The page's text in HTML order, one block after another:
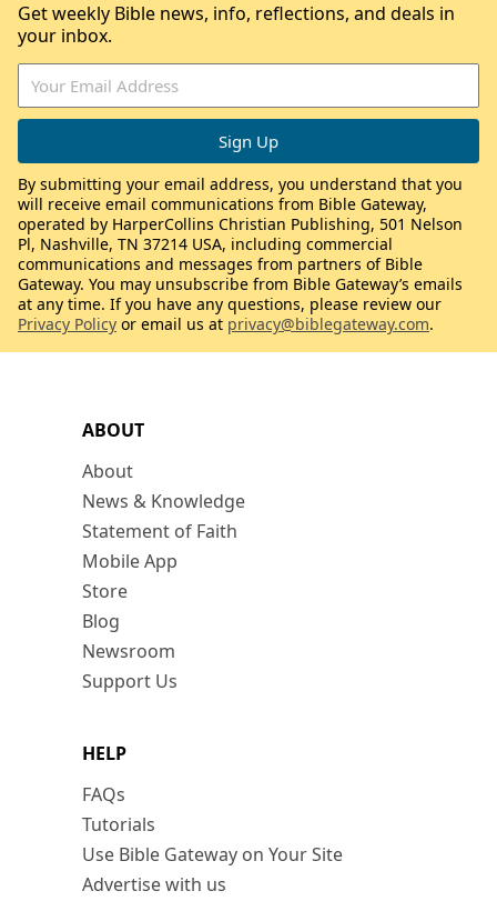
ABOUT
About
News & Knowledge
Statement of Faith
Mobile App
Store
Blog
Newsroom
Support Us
HELP
FAQs
Tutorials
Use Bible Gateway on Your Site
Advertise with us
Get weekly Bible news, info, reflections, and deals in
your inbox.
By submitting your email address, you understand that you
will receive email communications from Bible Gateway,
operated by HarperCollins Christian Publishing, 501 Nelson
Pl, Nashville, TN 37214 USA, including commercial
communications and messages from partners of Bible
Gateway. You may unsubscribe from Bible Gateway’s emails
at any time. If you have any questions, please review our
Privacy Policy or email us at privacy@biblegateway.com.